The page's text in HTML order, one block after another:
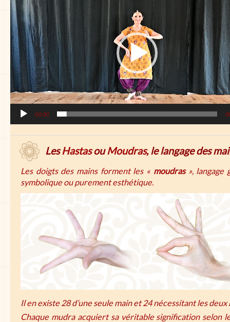
00:00
LesHastasouMoudras, le langage des
Les doigts des mains forment les « moudras», langage
symbolique ou purement esthétique.
Il en existe 28 d’une seule main et 24 nécessitant les deux
Chaque mudra acquiert sa véritable signification selon